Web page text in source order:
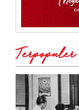
Terpopuler